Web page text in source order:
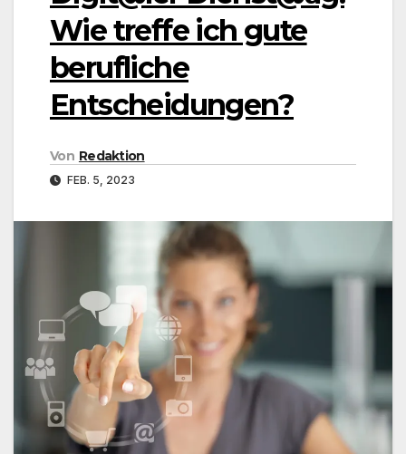
Wie treffe ich gute
berufliche
Entscheidungen?
Von Redaktion
FEB. 5, 2023